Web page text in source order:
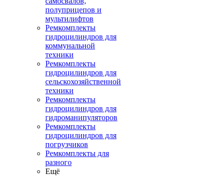
полуприцепов и
мультилифтов
Ремкомплекты
гидроцилиндров для
коммунальной
техники
Ремкомплекты
гидроцилиндров для
сельскохозяйственной
техники
Ремкомплекты
гидроцилиндров для
гидроманипуляторов
Ремкомплекты
гидроцилиндров для
погрузчиков
Ремкомплекты для
разного
Ещё